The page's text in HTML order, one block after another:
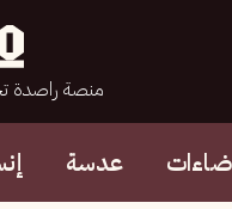
منصة راصدة
عدسة